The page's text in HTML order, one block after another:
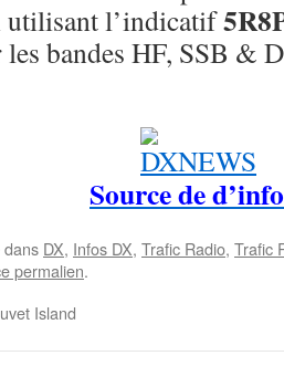
utilisant l’indicatif
bandes HF, SSB &
Source de d’info
dans DX, Infos DX, Trafic Radio, Trafic
permalien.
Island